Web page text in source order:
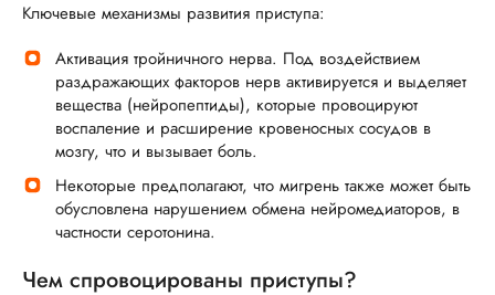
Ключевые механизмы развития приступа:
Активация тройничного нерва. Под воздействием
раздражающих факторов нерв активируется и выделяет
вещества (нейропептиды), которые провоцируют
воспаление и расширение кровеносных сосудов в
мозгу, что и вызывает боль.
Некоторые предполагают, что мигрень также может быть
обусловлена нарушением обмена нейромедиаторов, в
частности серотонина.
Чем спровоцированы приступы?